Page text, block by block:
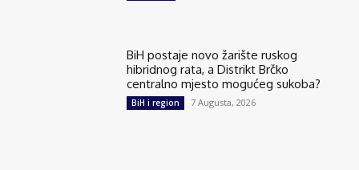
BiH postaje novo žarište ruskog
hibridnog rata, a Distrikt Brčko
centralno mjesto mogućeg sukoba?
BiH i region 7 Augusta, 2026